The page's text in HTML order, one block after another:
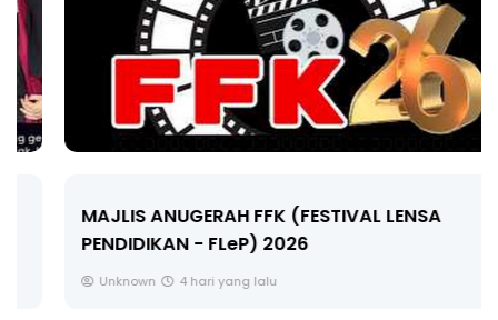
MAJLIS ANUGERAH FFK (FESTIVAL LENSA
PENDIDIKAN - FLeP) 2026
Unknown 4 hari yang lalu